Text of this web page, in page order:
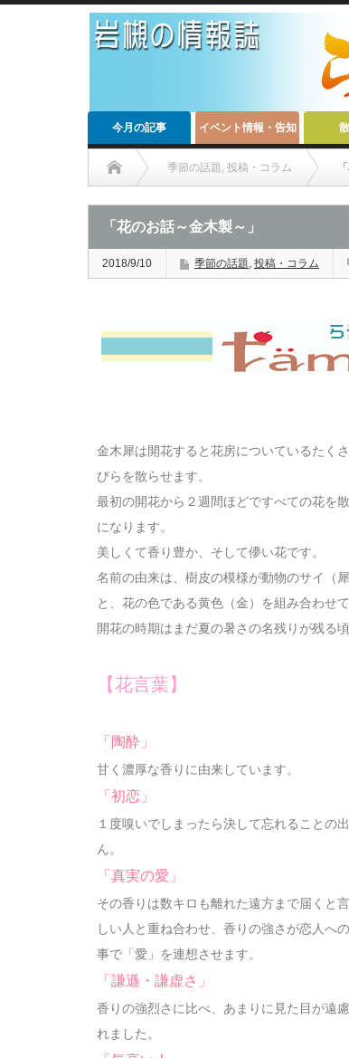
今月の記事 イベント情報・告知
季節の話題, 投稿・コラム
「花のお話～金木製～」
2018/9/10 季節の話題, 投稿・コラム
金木犀は開花すると花房についているたく
びらを散らせます。
最初の開花から２週間ほどですべての花を
になります。
美しくて香り豊か、そして儚い花です。
名前の由来は、樹皮の模様が動物のサイ（
と、花の色である黄色（金）を組み合わせ
開花の時期はまだ夏の暑さの名残りが残る
【花言葉】
「陶酔」
甘く濃厚な香りに由来しています。
「初恋」
１度嗅いでしまったら決して忘れることの
ん。
「真実の愛」
その香りは数キロも離れた遠方まで届くと
しい人と重ね合わせ、香りの強さが恋人へ
事で「愛」を連想させます。
「謙遜・謙虚さ」
香りの強烈さに比べ、あまりに見た目が遠
れました。